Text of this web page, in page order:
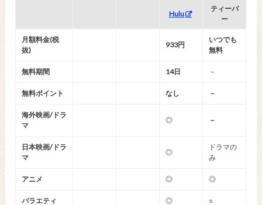
Hulu
ティーバ
ー
月額料金(税
抜)
933円
いつでも
無料
無料期間 14日 －
無料ポイント なし －
海外映画/ドラ
マ
◎ －
日本映画/ドラ
マ
◎
ドラマの
み
アニメ ◎ ◎
バラエティ ◎ ○